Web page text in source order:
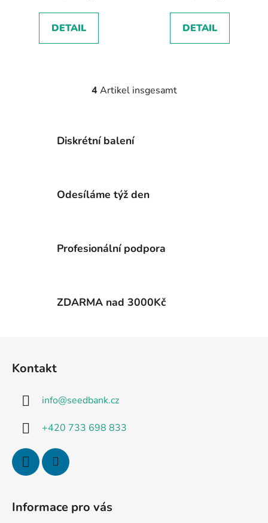
DETAIL DETAIL
S
u
e
l
e
t
r
4Artikel insgesamt
Diskrétní balení
Odesíláme týž den
Profesionální podpora
ZDARMA nad 3000Kč
Kontakt
info@seedbank.cz
+420 733 698 833
Informace pro vás